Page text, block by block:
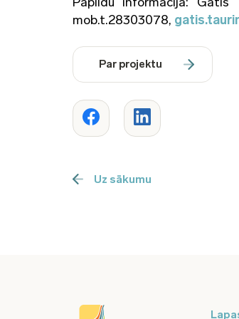
mob.t.28303078,
Par projektu
Uz sākumu